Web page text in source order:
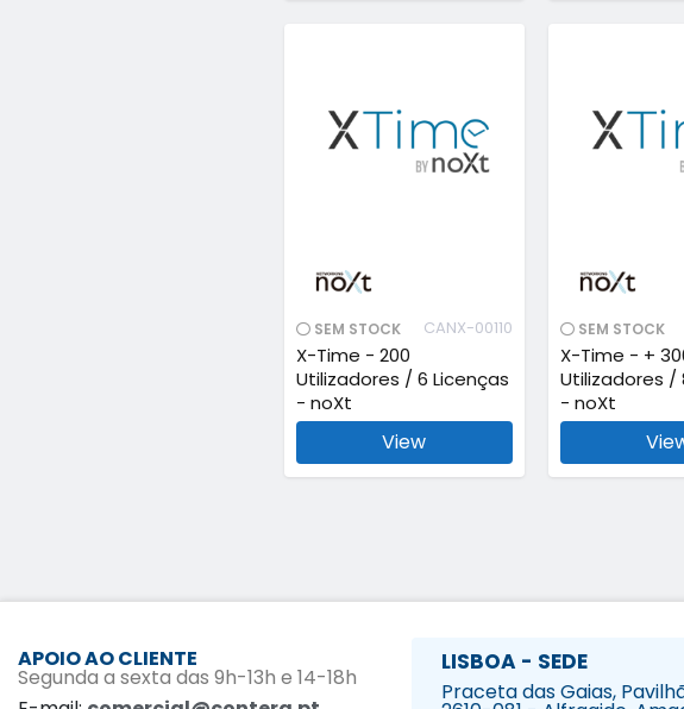
SEM STOCK CANX-00110
X-Time - 200
Utilizadores / 6 Licenças
- noXt
View
SEM STOCK
X-Time - +
Utilizadores /
- noXt
APOIO AO CLIENTE
Segunda a sexta das 9h-13h e 14-18h
LISBOA - SEDE
Praceta das Gaias,